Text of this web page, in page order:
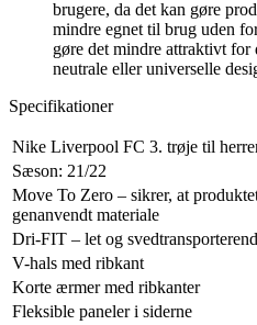
brugere, da det kan gøre
mindre egnet til brug uden
gøre det mindre attraktivt
neutrale eller universelle
Specifikationer
Nike Liverpool FC 3. trøje til
Sæson: 21/22
Move To Zero – sikrer, at
genanvendt materiale
Dri-FIT – let og
V-hals med ribkant
Korte ærmer med ribkanter
Fleksible paneler i siderne